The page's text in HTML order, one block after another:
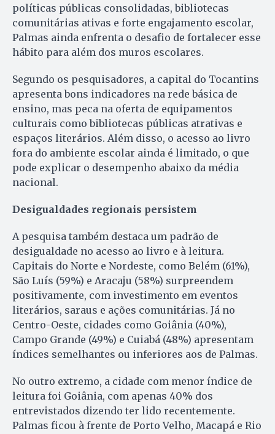
políticas públicas consolidadas, bibliotecas
comunitárias ativas e forte engajamento escolar,
Palmas ainda enfrenta o desafio de fortalecer esse
hábito para além dos muros escolares.
Segundo os pesquisadores, a capital do Tocantins
apresenta bons indicadores na rede básica de
ensino, mas peca na oferta de equipamentos
culturais como bibliotecas públicas atrativas e
espaços literários. Além disso, o acesso ao livro
fora do ambiente escolar ainda é limitado, o que
pode explicar o desempenho abaixo da média
nacional.
Desigualdades regionais persistem
A pesquisa também destaca um padrão de
desigualdade no acesso ao livro e à leitura.
Capitais do Norte e Nordeste, como Belém (61%),
São Luís (59%) e Aracaju (58%) surpreendem
positivamente, com investimento em eventos
literários, saraus e ações comunitárias. Já no
Centro-Oeste, cidades como Goiânia (40%),
Campo Grande (49%) e Cuiabá (48%) apresentam
índices semelhantes ou inferiores aos de Palmas.
No outro extremo, a cidade com menor índice de
leitura foi Goiânia, com apenas 40% dos
entrevistados dizendo ter lido recentemente.
Palmas ficou à frente de Porto Velho, Macapá e Rio